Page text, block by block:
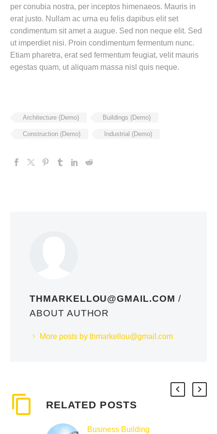
per conubia nostra, per inceptos himenaeos. Mauris in
erat justo. Nullam ac urna eu felis dapibus elit set
condimentum sit amet a augue. Sed non neque elit. Sed
ut imperdiet nisi. Proin condimentum fermentum nunc.
Etiam pharetra, erat sed fermentum feugiat, velit mauris
egestas quam, ut aliquam massa nisl quis neque.
Architecture (Demo) Buildings (Demo)
Construction (Demo) Industrial (Demo)
THMARKELLOU@GMAIL.COM /
ABOUT AUTHOR
More posts by thmarkellou@gmail.com
RELATED POSTS
Business Building